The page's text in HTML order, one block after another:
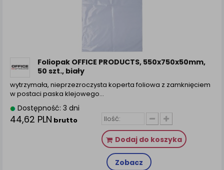
Foliopak OFFICE PRODUCTS, 550x750x50mm,
50 szt., biały
wytrzymała, nieprzezroczysta koperta foliowa z zamknięciem
w postaci paska klejowego…
Dostępność: 3 dni
44,62 PLN brutto
Dodaj do koszyka
Zobacz